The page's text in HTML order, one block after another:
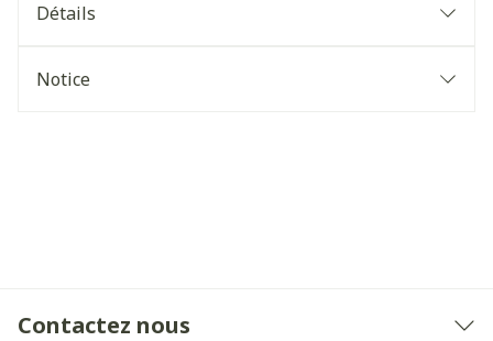
Détails
Notice
Contactez nous